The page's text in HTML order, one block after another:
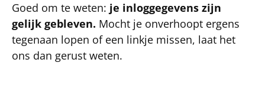
Goed om te weten: je inloggegevens zijn
gelijk gebleven. Mocht je onverhoopt ergens
tegenaan lopen of een linkje missen, laat het
ons dan gerust weten.